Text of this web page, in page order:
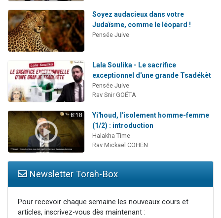
Soyez audacieux dans votre
Judaïsme, comme le léopard !
Pensée Juive
Lala Soulika - Le sacrifice
exceptionnel d'une grande Tsadékèt
Pensée Juive
Rav Snir GOËTA
8:18
Yi'houd, l'isolement homme-femme
(1/2) : introduction
Halakha Time
Rav Mickaël COHEN
Newsletter Torah-Box
Pour recevoir chaque semaine les nouveaux cours et
articles, inscrivez-vous dès maintenant :